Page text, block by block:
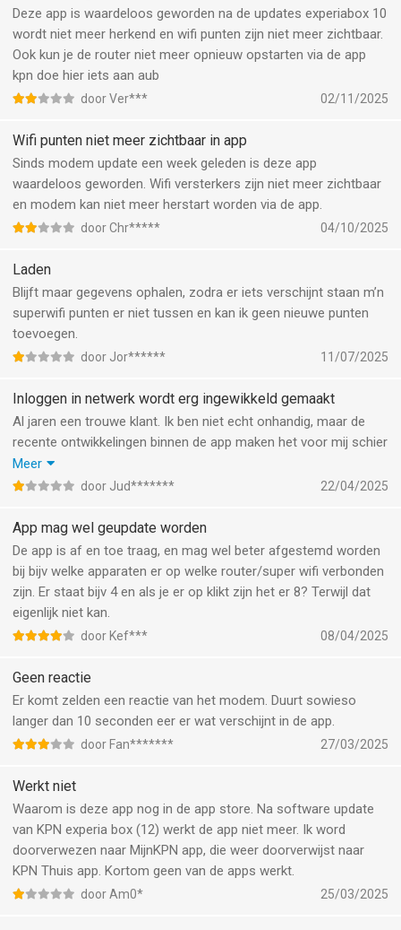
Deze app is waardeloos geworden na de updates experiabox 10
wordt niet meer herkend en wifi punten zijn niet meer zichtbaar.
Ook kun je de router niet meer opnieuw opstarten via de app
kpn doe hier iets aan aub
door Ver*** 02/11/2025
Wifi punten niet meer zichtbaar in app
Sinds modem update een week geleden is deze app
waardeloos geworden. Wifi versterkers zijn niet meer zichtbaar
en modem kan niet meer herstart worden via de app.
door Chr***** 04/10/2025
Laden
Blijft maar gegevens ophalen, zodra er iets verschijnt staan m’n
superwifi punten er niet tussen en kan ik geen nieuwe punten
toevoegen.
door Jor****** 11/07/2025
Inloggen in netwerk wordt erg ingewikkeld gemaakt
Al jaren een trouwe klant. Ik ben niet echt onhandig, maar de
recente ontwikkelingen binnen de app maken het voor mij schier
onmogelijk om mijn Wifi netwerk te beheren.
Telkens weer opnieuw alle stappen moeten doorlopen om een
moet tegenwoordig op afspraak en ook daarvoor moet je eerst
alle stappen doorlopen Vind ik ook raar. Slechte ontwikkelingen
bij KPN.
Meer
door Jud******* 22/04/2025
App mag wel geupdate worden
De app is af en toe traag, en mag wel beter afgestemd worden
bij bijv welke apparaten er op welke router/super wifi verbonden
zijn. Er staat bijv 4 en als je er op klikt zijn het er 8? Terwijl dat
eigenlijk niet kan.
door Kef*** 08/04/2025
Geen reactie
Er komt zelden een reactie van het modem. Duurt sowieso
langer dan 10 seconden eer er wat verschijnt in de app.
door Fan******* 27/03/2025
Werkt niet
Waarom is deze app nog in de app store. Na software update
van KPN experia box (12) werkt de app niet meer. Ik word
doorverwezen naar MijnKPN app, die weer doorverwijst naar
KPN Thuis app. Kortom geen van de apps werkt.
door Am0* 25/03/2025